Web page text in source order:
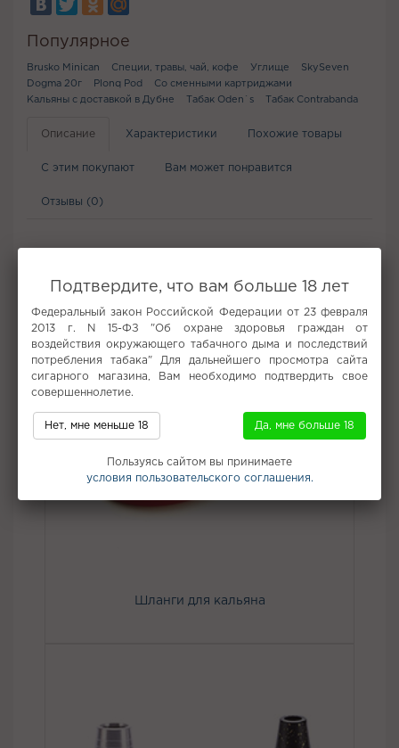
Популярное
Brusko Minican Специи, травы, чай, кофе Углище
SkySeven
Dogma 20г
Plonq Pod
Со сменными картриджами
Кальяны с доставкой в Дубне
Табак Oden`s Табак Contrabanda
Описание Характеристики Похожие товары
С этим покупают Вам может понравится
Отзывы (0)
Шланги для кальяна
Подтвердите, что вам больше 18 лет
Федеральный закон Российской Федерации от 23 февраля
2013 г. N 15-ФЗ "Об охране здоровья граждан от
воздействия окружающего табачного дыма и последствий
потребления табака" Для дальнейшего просмотра сайта
сигарного магазина, Вам необходимо подтвердить свое
совершеннолетие.
Нет, мне меньше 18 Да, мне больше 18
Пользуясь сайтом вы принимаете
условия пользовательского соглашения.